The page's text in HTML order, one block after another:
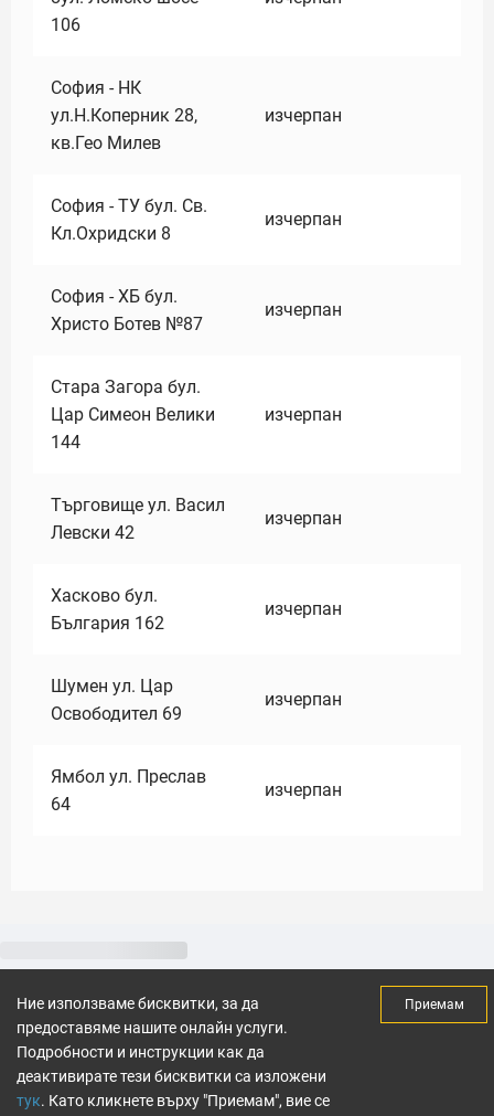
106
София - НК
ул.Н.Коперник 28,
кв.Гео Милев
изчерпан
София - ТУ бул. Св.
Кл.Охридски 8
изчерпан
София - ХБ бул.
Христо Ботев №87
изчерпан
Стара Загора бул.
Цар Симеон Велики
144
изчерпан
Търговище ул. Васил
Левски 42
изчерпан
Хасково бул.
България 162
изчерпан
Шумен ул. Цар
Освободител 69
изчерпан
Ямбол ул. Преслав
64
изчерпан
Ние използваме бисквитки, за да
предоставяме нашите онлайн услуги.
Подробности и инструкции как да
деактивирате тези бисквитки са изложени
тук. Като кликнете върху "Приемам", вие се
Приемам